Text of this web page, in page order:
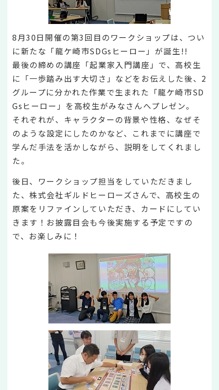
8月30日開催の第3回目のワークショップは、つい
に新たな「龍ケ崎市SDGsヒーロー」が誕生!!
最後の締めの講座「起業家入門講座」で、高校生
に「一歩踏み出す大切さ」などをお伝えした後、2
グループに分かれた作業で生まれた「龍ケ崎市SD
Gsヒーロー」を高校生がみなさんへプレゼン。
それぞれが、キャラクターの背景や性格、なぜそ
のような設定にしたのかなど、これまでに講座で
学んだ手法を活かしながら、説明をしてくれまし
た。
後日、ワークショップ担当をしていただきまし
た、株式会社ギルドヒーローズさんで、高校生の
原案をリファインしていただき、カードにしてい
きます！お披露目会も今後実施する予定ですの
で、お楽しみに！